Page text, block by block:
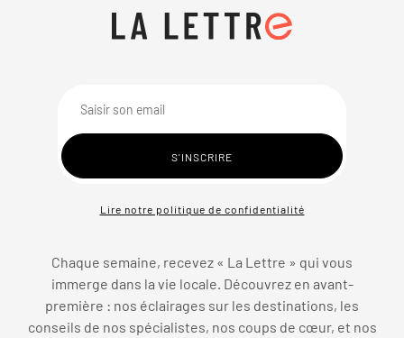
Lire notre politique de confidentialité
Chaque semaine, recevez « La Lettre » qui vous
immerge dans la vie locale. Découvrez en avant-
première : nos éclairages sur les destinations, les
conseils de nos spécialistes, nos coups de cœur, et nos